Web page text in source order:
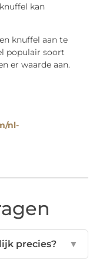
kan
knuffel aan te
populair soort
er waarde aan.
nl-
precies? ▼